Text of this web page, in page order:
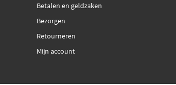
Betalen en geldzaken
Bezorgen
Retourneren
Mijn account